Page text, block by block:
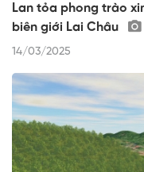
Lan tỏa phong trào
biên giới Lai Châu
14/03/2025